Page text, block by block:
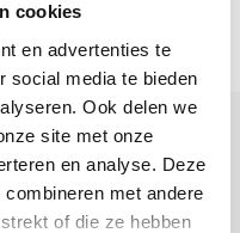
cookies
en advertenties te
social media te bieden
Ook delen we
site met onze
en analyse. Deze
met andere
of die ze hebben
grenst aan de woning, de
alwaar u ook een
is een mogelijkheid de auto
in de ruime verwarmde
voor de wasmachine,
met spoelbak